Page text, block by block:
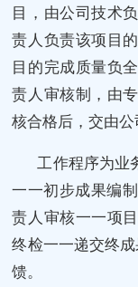
目，由公司技术
责人负责该项目
目的完成质量负
责人审核制，由
核合格后，交由公
工作程序为业
一一初步成果编
责人审核一一项
终检一一递交终
馈。